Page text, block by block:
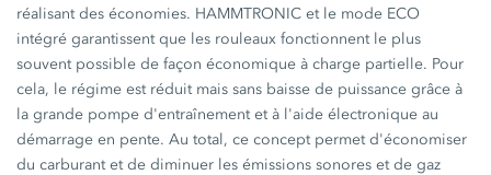
réalisant des économies. HAMMTRONIC et le mode ECO
intégré garantissent que les rouleaux fonctionnent le plus
souvent possible de façon économique à charge partielle. Pour
cela, le régime est réduit mais sans baisse de puissance grâce à
la grande pompe d'entraînement et à l'aide électronique au
démarrage en pente. Au total, ce concept permet d'économiser
du carburant et de diminuer les émissions sonores et de gaz